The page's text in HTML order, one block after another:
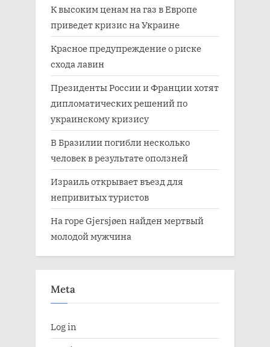
К высоким ценам на газ в Европе
приведет кризис на Украине
Красное предупреждение о риске
схода лавин
Президенты России и Франции хотят
дипломатических решений по
украинскому кризису
В Бразилии погибли несколько
человек в результате оползней
Израиль открывает въезд для
непривитых туристов
На горе Gjersjøen найден мертвый
молодой мужчина
Meta
Log in